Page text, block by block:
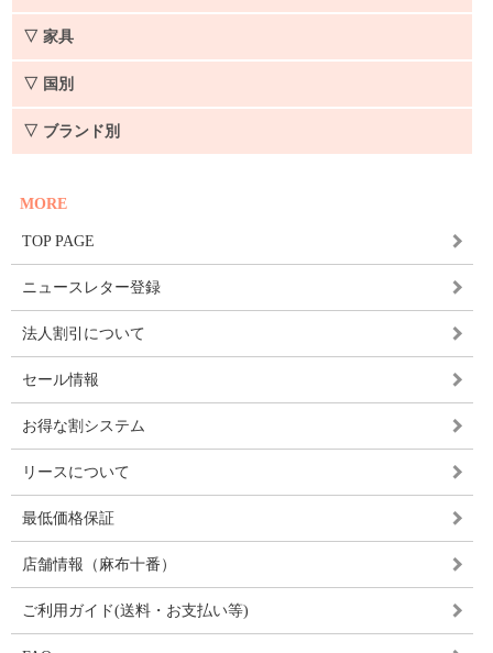
▽ 家具
▽ 国別
▽ ブランド別
MORE
TOP PAGE
ニュースレター登録
法人割引について
セール情報
お得な割システム
リースについて
最低価格保証
店舗情報（麻布十番）
ご利用ガイド(送料・お支払い等)